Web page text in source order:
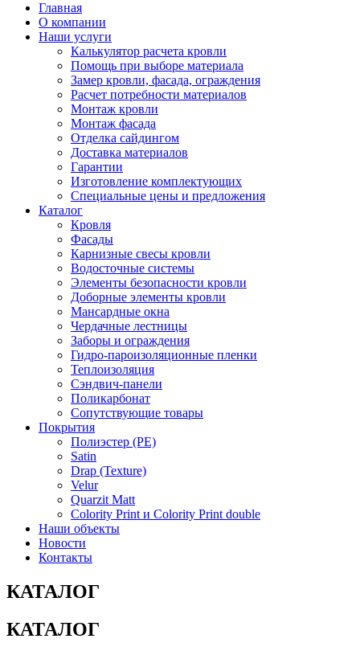
Главная
О компании
Наши услуги
Калькулятор расчета кровли
Помощь при выборе материала
Замер кровли, фасада, ограждения
Расчет потребности материалов
Монтаж кровли
Монтаж фасада
Отделка сайдингом
Доставка материалов
Гарантии
Изготовление комплектующих
Специальные цены и предложения
Каталог
Кровля
Фасады
Карнизные свесы кровли
Водосточные системы
Элементы безопасности кровли
Доборные элементы кровли
Мансардные окна
Чердачные лестницы
Заборы и ограждения
Гидро-пароизоляционные пленки
Теплоизоляция
Сэндвич-панели
Поликарбонат
Сопутствующие товары
Покрытия
Полиэстер (РЕ)
Satin
Drap (Texture)
Velur
Quarzit Matt
Colority Print и Colority Print double
Наши объекты
Новости
Контакты
КАТАЛОГ
КАТАЛОГ